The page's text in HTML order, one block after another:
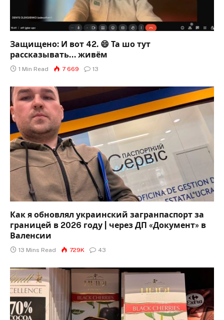
Защищено: И вот 42. 😄 Та шо тут
рассказывать… живём
1 Min Read 7 669 13
Как я обновлял украинский загранпаспорт за
границей в 2026 году | через ДП «Документ» в
Валенсии
13 Mins Read 729K 43